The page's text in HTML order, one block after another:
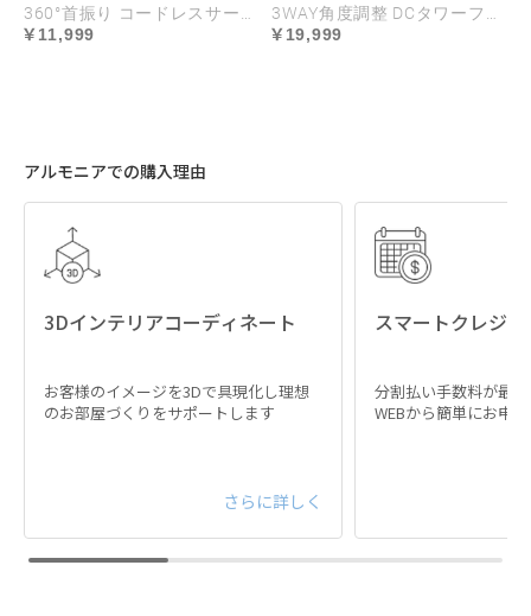
360°首振り コードレスサーキュレーター
11,999
3WAY角度調整 DCタワーファン
19,999
アルモニアでの購入理由
3Dインテリアコーディネート
お客様のイメージを3Dで具現化し理想
のお部屋づくりをサポートします
さらに詳しく
スマートクレジ
分割払い手数料が最
WEBから簡単にお申